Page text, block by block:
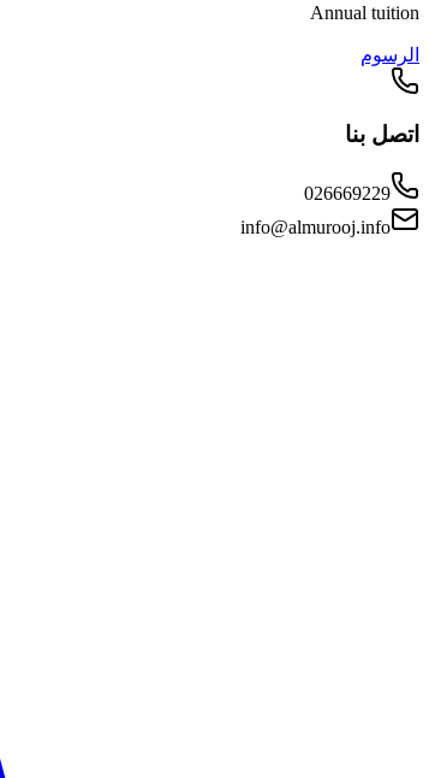
Annual tuition
الرسوم
اتصل بنا
026669229
info@almurooj.info